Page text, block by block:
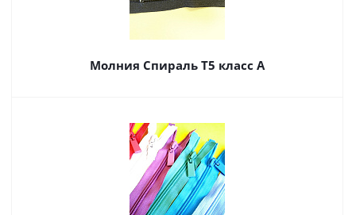
Молния Спираль Т5 класс А